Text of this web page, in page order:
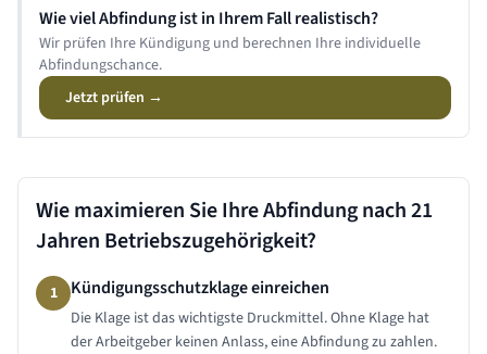
Wie viel Abfindung ist in Ihrem Fall realistisch?
Wir prüfen Ihre Kündigung und berechnen Ihre individuelle
Abfindungschance.
Jetzt prüfen →
Wie maximieren Sie Ihre Abfindung nach21
Jahren Betriebszugehörigkeit?
1 Kündigungsschutzklage einreichen
Die Klage ist das wichtigste Druckmittel. Ohne Klage hat
der Arbeitgeber keinen Anlass, eine Abfindung zu zahlen.